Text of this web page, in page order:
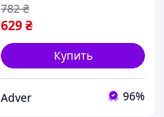
629₴
782 ₴
Купить
Adver 96%